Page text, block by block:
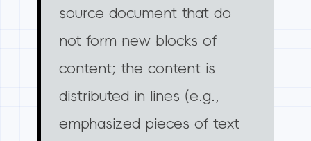
source document that do
not form new blocks of
content; the content is
distributed in lines (e.g.,
emphasized pieces of text